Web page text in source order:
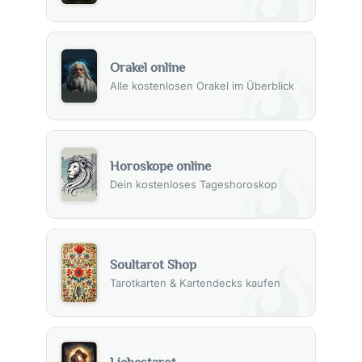
Orakel online
Alle kostenlosen Orakel im Überblick
Horoskope online
Dein kostenloses Tageshoroskop
Soultarot Shop
Tarotkarten & Kartendecks kaufen